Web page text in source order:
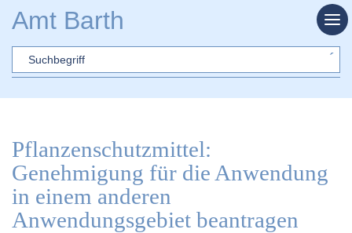
Amt Barth
Sword
Pflanzenschutzmittel:
Genehmigung für die Anwendung
in einem anderen
Anwendungsgebiet beantragen